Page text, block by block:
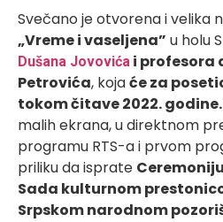
Svečano je otvorena i velika
„Vreme i vaseljena” u holu
Dušana Jovovića i profesora
Petrovića, kojaće za
tokom čitave 2022. godine.
malih ekrana, u direktnom
programu RTS-a i prvom
priliku da isprate
Sada kulturnom
Srpskom narodnom